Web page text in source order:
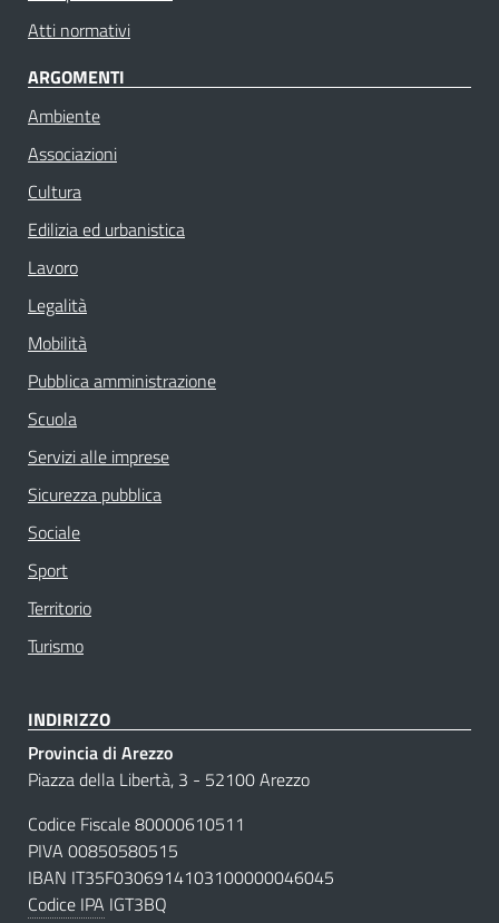
Atti normativi
ARGOMENTI
Ambiente
Associazioni
Cultura
Edilizia ed urbanistica
Lavoro
Legalità
Mobilità
Pubblica amministrazione
Scuola
Servizi alle imprese
Sicurezza pubblica
Sociale
Sport
Territorio
Turismo
INDIRIZZO
Provincia di Arezzo
Piazza della Libertà, 3 - 52100 Arezzo
Codice Fiscale 80000610511
PIVA 00850580515
IBAN IT35F0306914103100000046045
Codice IPA IGT3BQ